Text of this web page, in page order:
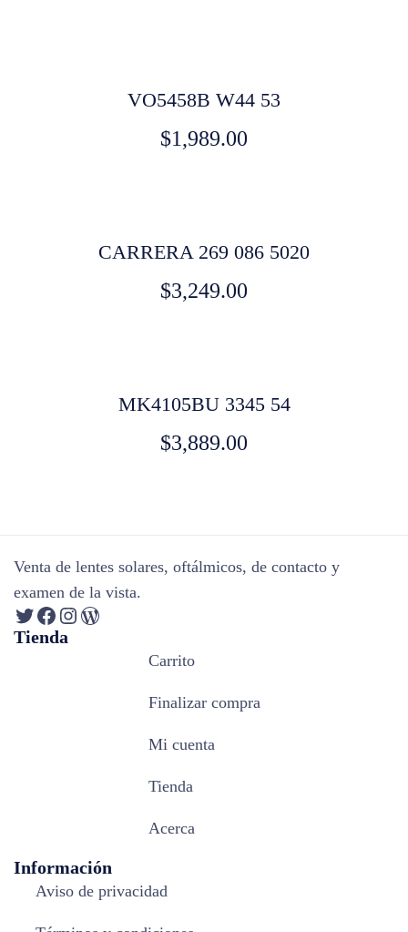
VO5458B W44 53
$1,989.00
CARRERA 269 086 5020
$3,249.00
MK4105BU 3345 54
$3,889.00
Venta de lentes solares, oftálmicos, de contacto y
examen de la vista.
Tienda
Carrito
Finalizar compra
Mi cuenta
Tienda
Acerca
Información
Aviso de privacidad